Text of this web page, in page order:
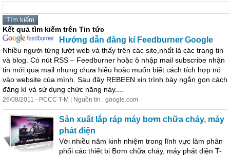
Kết quả tìm kiếm trên Tin tức
Hướng dẫn đăng kí Feedburner Google
Nhiều người từng lướt web và thấy trên các site,nhất là các trang tin
và blog. Có nút RSS – Feedburner hoặc ô nhập mail subscribe nhận
tin mới qua mail nhưng chưa hiểu hoặc muốn biết cách tích hợp nó
vào website của mình. Sau đây REBEEN xin trình bày ngắn gọn cách
đăng kí và sử dụng chức năng này....
26/08/2011 - PCCC T-M | Nguồn tin : google.com
Sản xuất lắp ráp máy bơm chữa cháy, máy
phát điện
Với nhiều năm kinh nhiệm trong lĩnh vực làm phân
phối các thiết bị Bơm chữa cháy, máy phát điện T-